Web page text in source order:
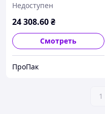
Недоступен
24 308.60₴
Смотреть
ПроПак
1